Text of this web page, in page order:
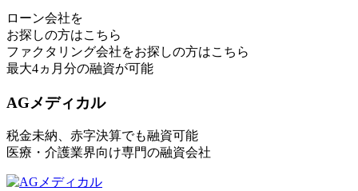
ローン会社を
お探しの方はこちら
ファクタリング会社をお探しの方はこちら
最大4ヵ月分の融資が可能
AGメディカル
税金未納、赤字決算でも融資可能
医療・介護業界向け専門の融資会社